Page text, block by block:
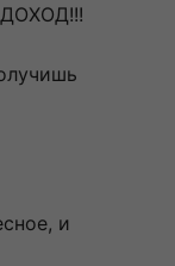
ДОХОД!!!
и